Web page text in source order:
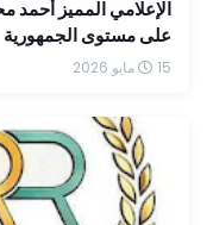
الإعلامي المميز أحمد
على مستوى الجمهورية
15 مايو 2026